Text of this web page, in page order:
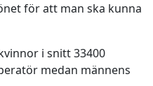
för att man ska kunna
i snitt 33400
medan männens